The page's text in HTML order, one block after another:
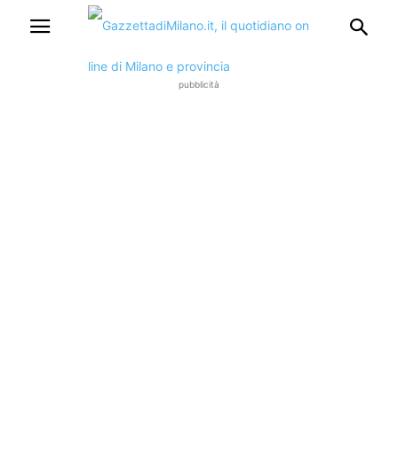
pubblicità